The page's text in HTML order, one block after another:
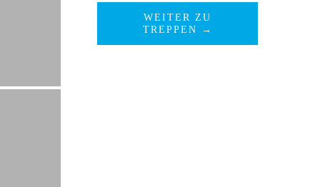
WEITER ZU
TREPPEN →